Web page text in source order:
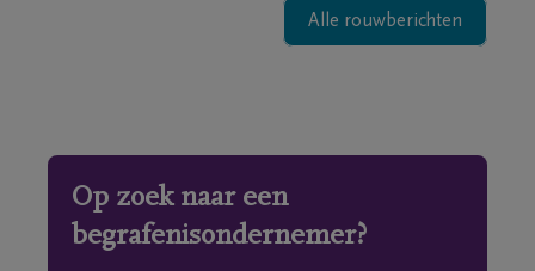
Alle rouwberichten
Op zoek naar een
begrafenisondernemer?